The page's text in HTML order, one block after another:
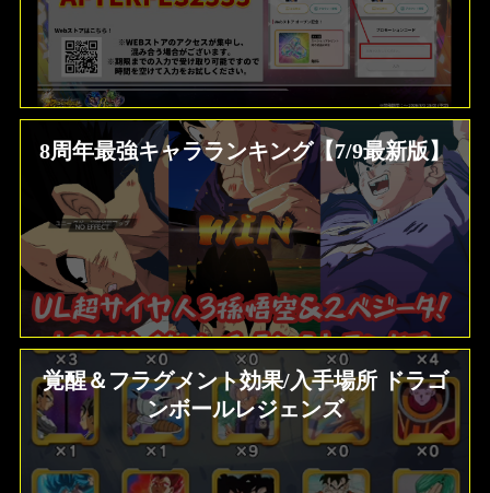
8周年最強キャラランキング【7/9最新版】
覚醒＆フラグメント効果/入手場所 ドラゴ
ンボールレジェンズ